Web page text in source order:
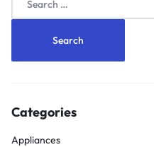
Categories
Appliances